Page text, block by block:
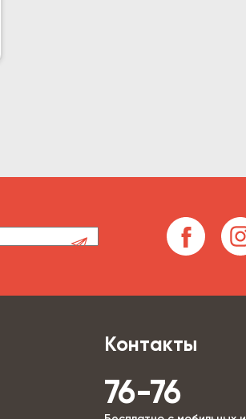
Контакты
76-76